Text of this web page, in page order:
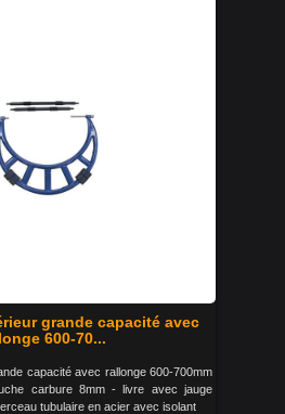
grande capacité avec
600-70...
capacité avec rallonge 600-700mm
carbure 8mm - livre avec jauge
tubulaire en acier avec isolant